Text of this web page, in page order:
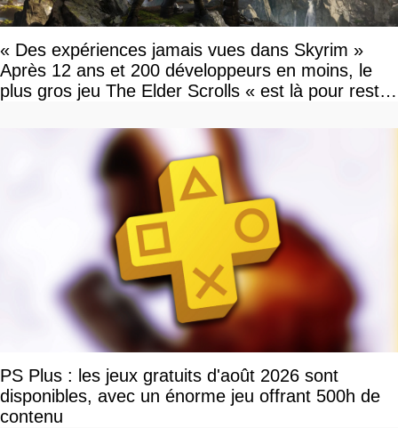
« Des expériences jamais vues dans Skyrim »
Après 12 ans et 200 développeurs en moins, le
plus gros jeu The Elder Scrolls « est là pour rester
PS Plus : les jeux gratuits d'août 2026 sont
disponibles, avec un énorme jeu offrant 500h de
contenu